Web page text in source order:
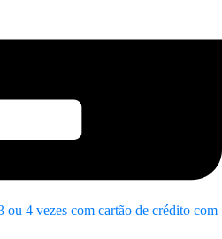
ou 4 vezes com cartão de crédito com